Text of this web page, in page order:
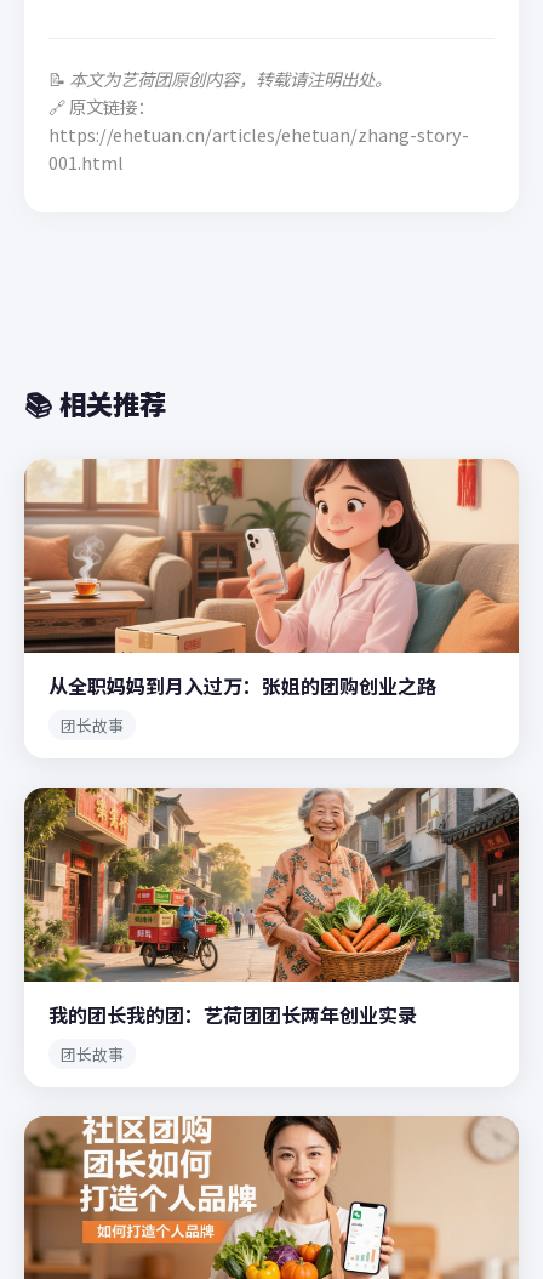
📝 本文为艺荷团原创内容，转载请注明出处。
🔗 原文链接：
https://ehetuan.cn/articles/ehetuan/zhang-story-
001.html
📚 相关推荐
从全职妈妈到月入过万：张姐的团购创业之路
团长故事
我的团长我的团：艺荷团团长两年创业实录
团长故事